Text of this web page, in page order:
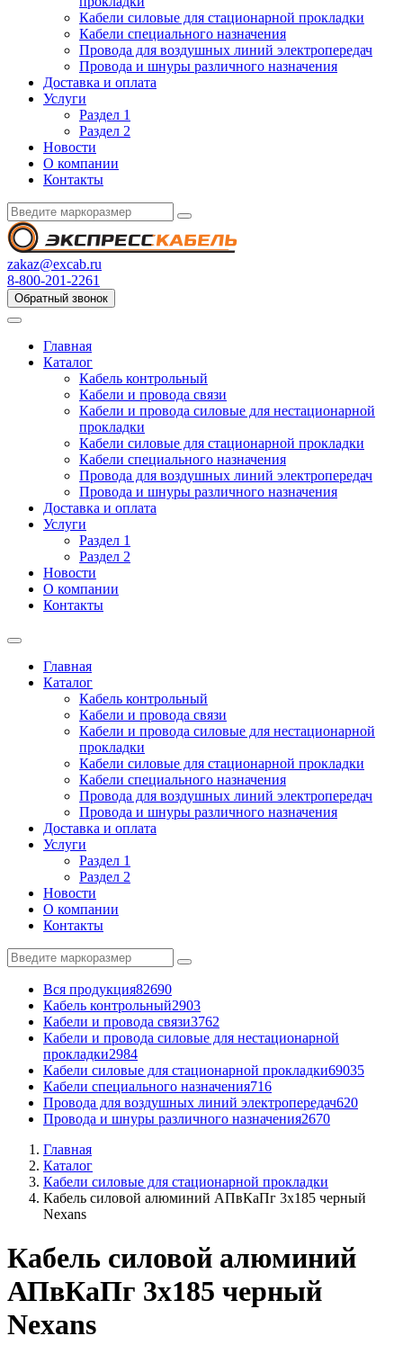
Кабели силовые для стационарной прокладки
Кабели специального назначения
Провода для воздушных линий электропередач
Провода и шнуры различного назначения
Доставка и оплата
Услуги
Раздел 1
Раздел 2
Новости
О компании
Контакты
zakaz@excab.ru
8-800-201-2261
Обратный звонок
Главная
Каталог
Кабель контрольный
Кабели и провода связи
Кабели и провода силовые для нестационарной
прокладки
Кабели силовые для стационарной прокладки
Кабели специального назначения
Провода для воздушных линий электропередач
Провода и шнуры различного назначения
Доставка и оплата
Услуги
Раздел 1
Раздел 2
Новости
О компании
Контакты
Главная
Каталог
Кабель контрольный
Кабели и провода связи
Кабели и провода силовые для нестационарной
прокладки
Кабели силовые для стационарной прокладки
Кабели специального назначения
Провода для воздушных линий электропередач
Провода и шнуры различного назначения
Доставка и оплата
Услуги
Раздел 1
Раздел 2
Новости
О компании
Контакты
Вся продукция82690
Кабель контрольный2903
Кабели и провода связи3762
Кабели и провода силовые для нестационарной
прокладки2984
Кабели силовые для стационарной прокладки69035
Кабели специального назначения716
Провода для воздушных линий электропередач620
Провода и шнуры различного назначения2670
Главная
Каталог
Кабели силовые для стационарной прокладки
Кабель силовой алюминий АПвКаПг 3x185 черный
Nexans
Кабель силовой алюминий
АПвКаПг 3x185 черный
Nexans